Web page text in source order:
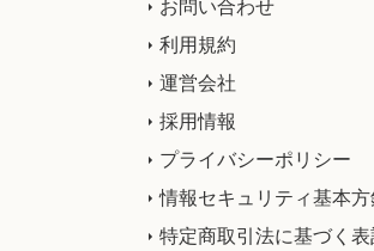
お問い合わせ
利用規約
運営会社
採用情報
プライバシーポリシー
情報セキュリティ基本
特定商取引法に基づく